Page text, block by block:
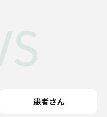
患者さん